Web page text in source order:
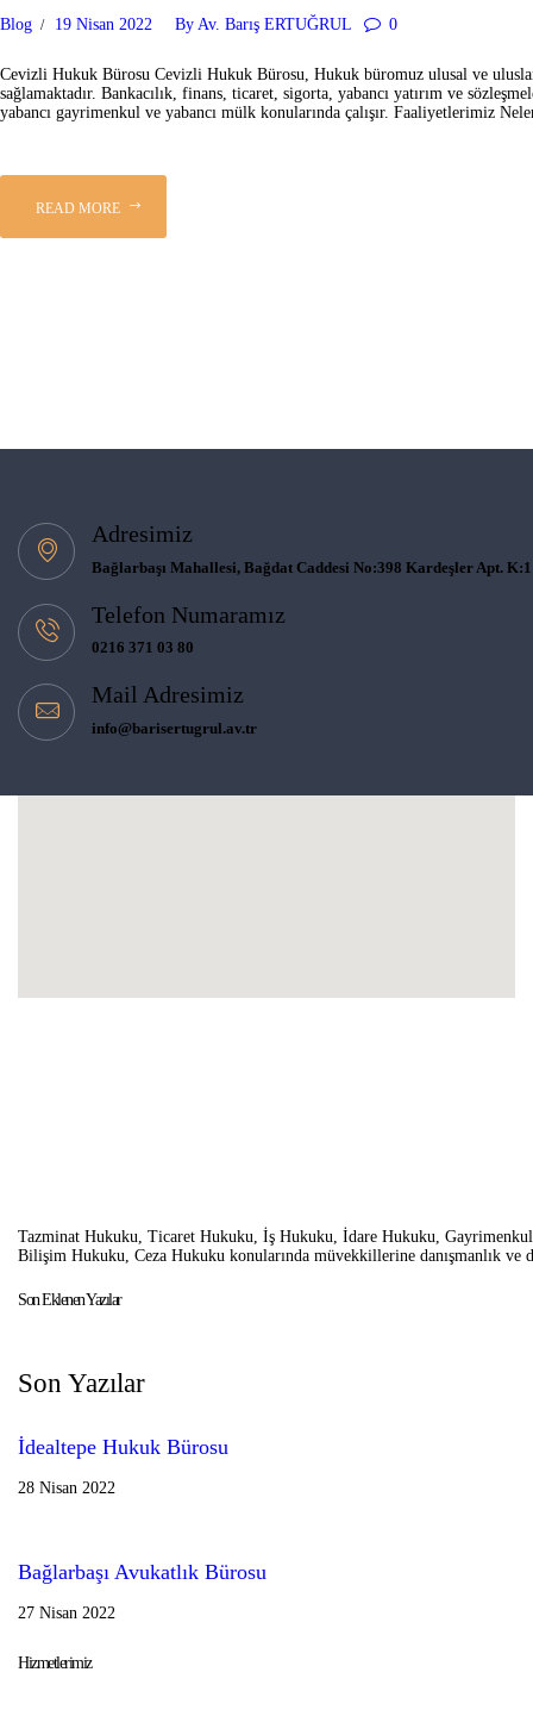
Blog 19 Nisan 2022 ByAv. Barış ERTUĞRUL 0
Cevizli Hukuk Bürosu Cevizli Hukuk Bürosu, Hukuk büromuz ulusal ve
sağlamaktadır. Bankacılık, finans, ticaret, sigorta, yabancı yatırım ve
yabancı gayrimenkul ve yabancı mülk konularında çalışır. Faaliyetlerimiz
READ MORE
Adresimiz
Bağlarbaşı Mahallesi, Bağdat Caddesi No:398 Kardeşler Apt.
Telefon Numaramız
0216 371 03 80
Mail Adresimiz
info@barisertugrul.av.tr
Tazminat Hukuku, Ticaret Hukuku, İş Hukuku, İdare Hukuku,
Bilişim Hukuku, Ceza Hukuku konularında müvekkillerine danışmanlık ve
Son Eklenen Yazılar
Son Yazılar
İdealtepe Hukuk Bürosu
28 Nisan 2022
Bağlarbaşı Avukatlık Bürosu
27 Nisan 2022
Hizmetlerimiz